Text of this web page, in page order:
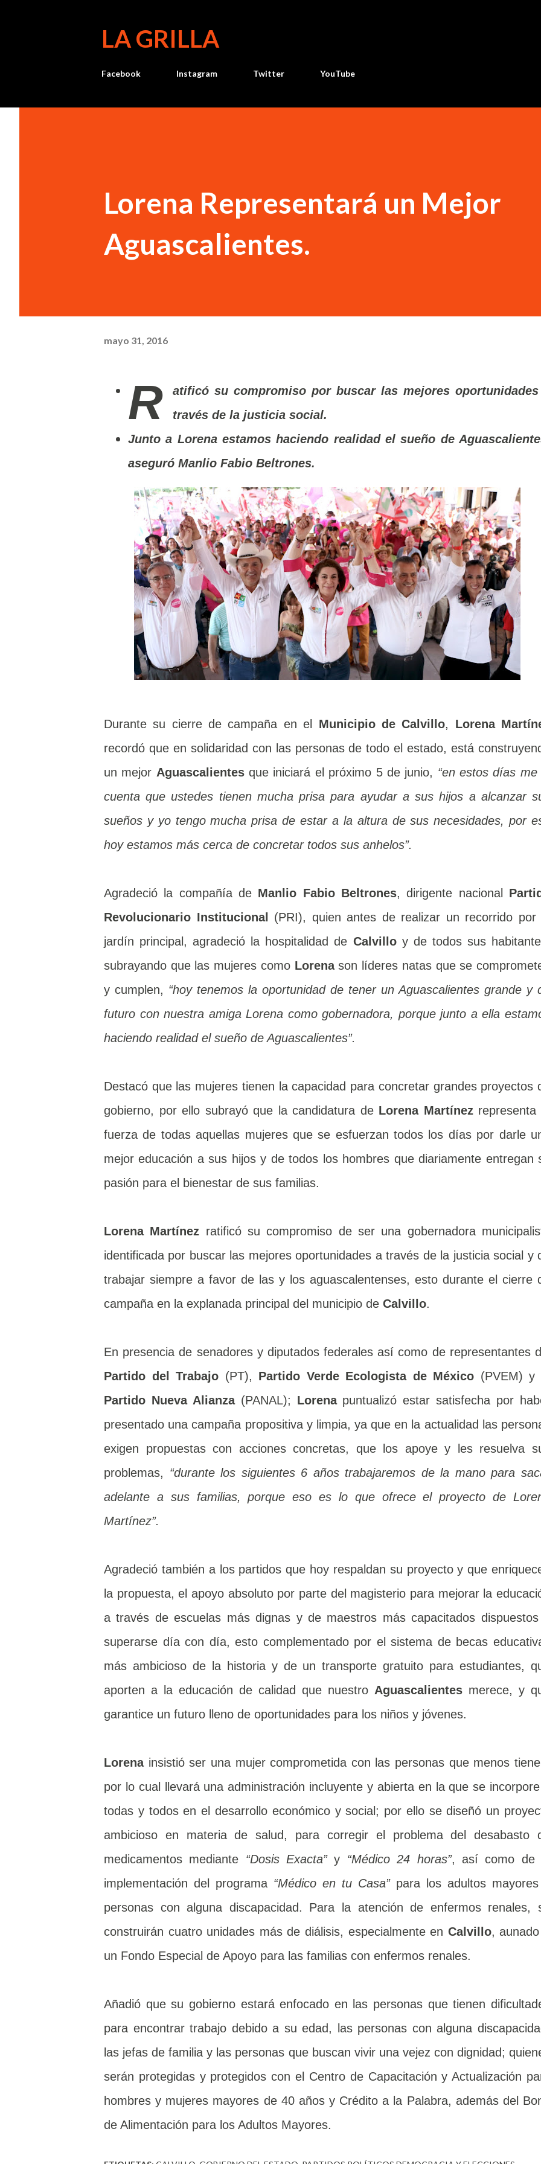
LA GRILLA
Facebook Instagram Twitter YouTube
Lorena Representará un Mejor
Aguascalientes.
mayo 31, 2016
R
atificó su compromiso por buscar las mejores
través de la justicia social.
Junto a Lorena estamos haciendo realidad el sueño de
aseguró Manlio Fabio Beltrones.
Durante su cierre de campaña en el Municipio de Calvillo, Lorena
recordó que en solidaridad con las personas de todo el estado, está
un mejor Aguascalientesque iniciará el próximo 5 de junio, “en estos días me
cuenta que ustedes tienen mucha prisa para ayudar a sus hijos a alcanzar
sueños y yo tengo mucha prisa de estar a la altura de sus necesidades, por
hoy estamos más cerca de concretar todos sus anhelos”.
Agradeció la compañía de Manlio Fabio Beltrones, dirigente nacional
Revolucionario Institucional
(PRI), quien antes de realizar un recorrido por
jardín principal, agradeció la hospitalidad de Calvilloy de todos sus
subrayando que las mujeres como Lorenason líderes natas que se
y cumplen, “hoy tenemos la oportunidad de tener un Aguascalientes grande y
futuro con nuestra amiga Lorena como gobernadora, porque junto a ella
haciendo realidad el sueño de Aguascalientes”.
Destacó que las mujeres tienen la capacidad para concretar grandes proyectos
gobierno, por ello subrayó que la candidatura de Lorena Martínezrepresenta
fuerza de todas aquellas mujeres que se esfuerzan todos los días por darle
mejor educación a sus hijos y de todos los hombres que diariamente entregan
pasión para el bienestar de sus familias.
Lorena Martínez ratificó su compromiso de ser una gobernadora
identificada por buscar las mejores oportunidades a través de la justicia social y
trabajar siempre a favor de las y los aguascalentenses, esto durante el cierre
campaña en la explanada principal del municipio de Calvillo.
En presencia de senadores y diputados federales así como de representantes
Partido del Trabajo (PT), Partido Verde Ecologista de México (PVEM) y
Partido Nueva Alianza (PANAL); Lorenapuntualizó estar satisfecha por
presentado una campaña propositiva y limpia, ya que en la actualidad las
exigen propuestas con acciones concretas, que los apoye y les resuelva
problemas, “durante los siguientes 6 años trabajaremos de la mano para
adelante a sus familias, porque eso es lo que ofreceel proyecto de
Martínez”.
Agradeció también a los partidos que hoy respaldan su proyecto y que
la propuesta, el apoyo absoluto por parte del magisterio para mejorar la
a través de escuelas más dignas y de maestros más capacitados
superarse día con día, esto complementado por el sistema de becas
más ambicioso de la historia y de un transporte gratuito para estudiantes,
aporten a la educación de calidad que nuestro Aguascalientes merece, y
garantice un futuro lleno de oportunidades para los niños y jóvenes.
Lorenainsistió ser una mujer comprometida con las personas que menos
por lo cual llevará una administración incluyente y abierta en la que se
todas y todos en el desarrollo económico y social; por ello se diseñó un
ambicioso en materia de salud, para corregir el problema del desabasto
medicamentos mediante “Dosis Exacta”y “Médico 24 horas”, así como de
implementación del programa “Médico en tu Casa”para los adultos
personas con alguna discapacidad. Para la atención de enfermos renales,
construirán cuatro unidades más de diálisis, especialmente en Calvillo,
un Fondo Especial de Apoyo para las familias con enfermos renales.
Añadió que su gobierno estará enfocado en las personas que tienen
para encontrar trabajo debido a su edad, las personas con alguna
las jefas de familia y las personas que buscan vivir una vejez con dignidad;
serán protegidas y protegidos con el Centro de Capacitación y Actualización
hombres y mujeres mayores de 40 años y Crédito a la Palabra, además del
de Alimentación para los Adultos Mayores.